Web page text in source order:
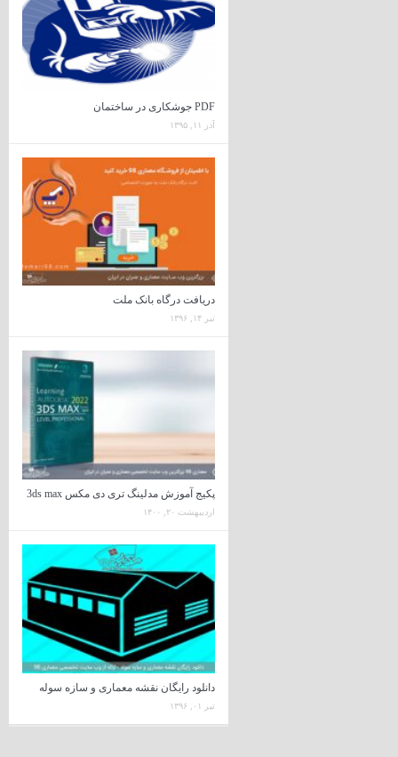
PDF جوشکاری در ساختمان
آذر ۱۱, ۱۳۹۵
دریافت درگاه بانک ملت
تیر ۱۴, ۱۳۹۶
پکیج آموزش مدلینگ تری دی مکس 3ds max
اردیبهشت ۲۰, ۱۴۰۰
دانلود رایگان نقشه معماری و سازه سوله
تیر ۰۱, ۱۳۹۶